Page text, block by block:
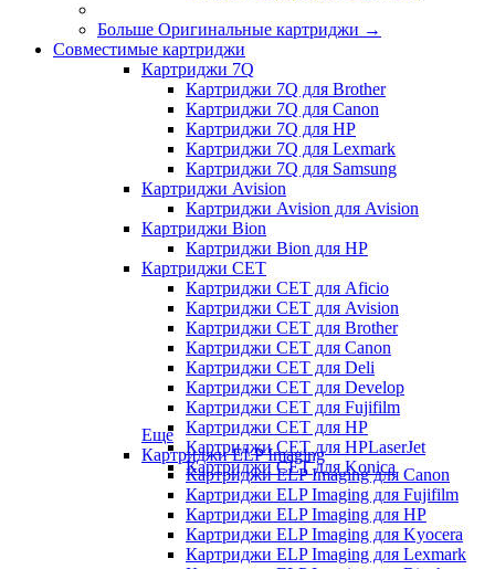
Больше Оригинальные картриджи →
Совместимые картриджи
Картриджи 7Q
Картриджи 7Q для Brother
Картриджи 7Q для Canon
Картриджи 7Q для HP
Картриджи 7Q для Lexmark
Картриджи 7Q для Samsung
Картриджи Avision
Картриджи Avision для Avision
Картриджи Bion
Картриджи Bion для HP
Картриджи CET
Картриджи CET для Aficio
Картриджи CET для Avision
Картриджи CET для Brother
Картриджи CET для Canon
Картриджи CET для Deli
Картриджи CET для Develop
Картриджи CET для Fujifilm
Картриджи CET для HP
Картриджи CET для HPLaserJet
Картриджи CET для Konica
Еще
Картриджи ELP Imaging
Картриджи ELP Imaging для Canon
Картриджи ELP Imaging для Fujifilm
Картриджи ELP Imaging для HP
Картриджи ELP Imaging для Kyocera
Картриджи ELP Imaging для Lexmark